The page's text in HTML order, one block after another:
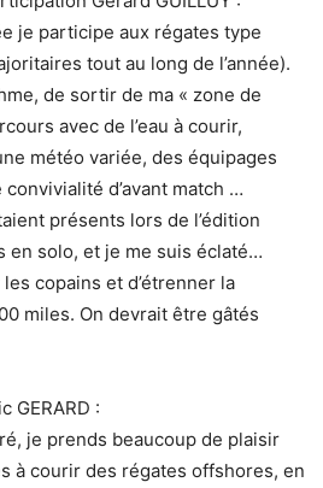
je participe aux régates type
tout au long de l’année).
de sortir de ma « zone de
avec de l’eau à courir,
météo variée, des équipages
d’avant match …
présents lors de l’édition
en solo, et je me suis éclaté…
copains et d’étrenner la
miles. On devrait être gâtés
GERARD :
je prends beaucoup de plaisir
à courir des régates offshores, en